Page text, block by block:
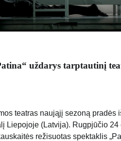
uždarys tarptautinį
teatras naująjį sezoną pradės
Liepojoje (Latvija). Rugpjūčio 24
režisuotas spektaklis